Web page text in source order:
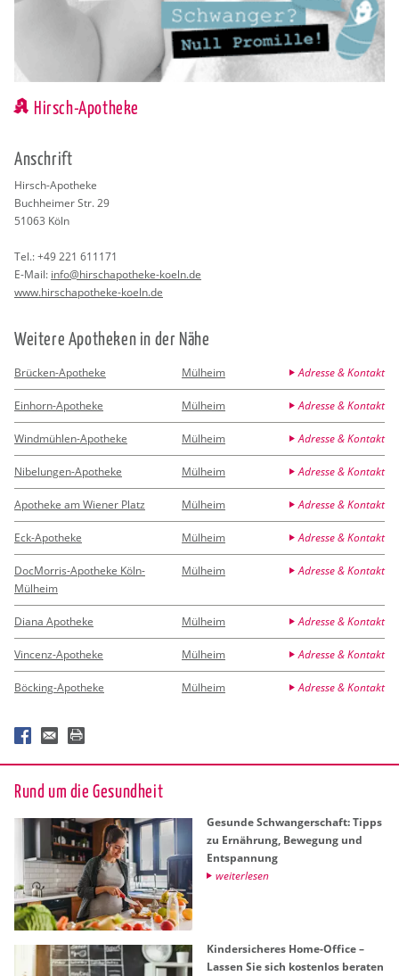
Hirsch-Apotheke
An­schrift
Hirsch-Apo­the­ke
Buch­hei­mer Str. 29
51063 Köln
Tel.:+49 221 611171
E-Mail: info@​hir​scha​poth​eke-​koeln.​de
www.​hir​scha​poth​eke-​koeln.​de
Wei­te­re Apo­the­ken in der Nähe
Brücken-Apotheke Mülheim Adresse & Kontakt
Einhorn-Apotheke Mülheim Adresse & Kontakt
Windmühlen-Apotheke Mülheim Adresse & Kontakt
Nibelungen-Apotheke Mülheim Adresse & Kontakt
Apotheke am Wiener Platz Mülheim Adresse & Kontakt
Eck-Apotheke Mülheim Adresse & Kontakt
DocMorris-Apotheke Köln-
Mülheim
Mülheim Adresse & Kontakt
Diana Apotheke Mülheim Adresse & Kontakt
Vincenz-Apotheke Mülheim Adresse & Kontakt
Böcking-Apotheke Mülheim Adresse & Kontakt
Rund um die Ge­sund­heit
Ge­sun­de Schwan­ger­schaft: Tipps
zu Er­näh­rung, Be­we­gung und
Ent­span­nung
wei­ter­le­sen
Kin­der­si­che­res Home-Of­fice –
Las­sen Sie sich kos­ten­los be­ra­ten